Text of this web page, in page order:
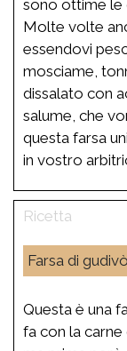
sono ottime le
Molte volte
essendovi
mosciame,
dissalato con
salume, che
questa farsa
in vostro
Farsa di
Questa è una
fa con la carne